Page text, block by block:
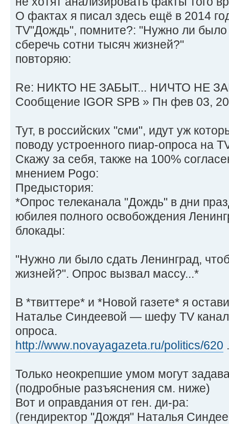
О фактах я писал здесь ещё в 2014
TV"Дождь", помните?: "Нужно ли было
сберечь сотни тысяч жизней?"
повторяю:
Re: НИКТО НЕ ЗАБЫТ... НИЧТО НЕ
Сообщение IGOR SPB » Пн фев 03,
Тут, в российских "сми", идут уж
поводу устроенного пиар-опроса на
Скажу за себя, также на 100%
мнением Pogo:
Предыстория:
*Опрос телеканала "Дождь" в дни
юбилея полного освобождения
блокады:
"Нужно ли было сдать Ленинград,
жизней?". Опрос вызвал массу...*
В *твиттере* и *Новой газете* я
Наталье Синдеевой — шефу TV
опроса.
http://www.novayagazeta.ru/politics/620
Только неокрепшие умом могут
(подробные разъяснения см. ниже)
Вот и оправдания от ген. ди-ра:
(гендиректор "Дождя" Наталья